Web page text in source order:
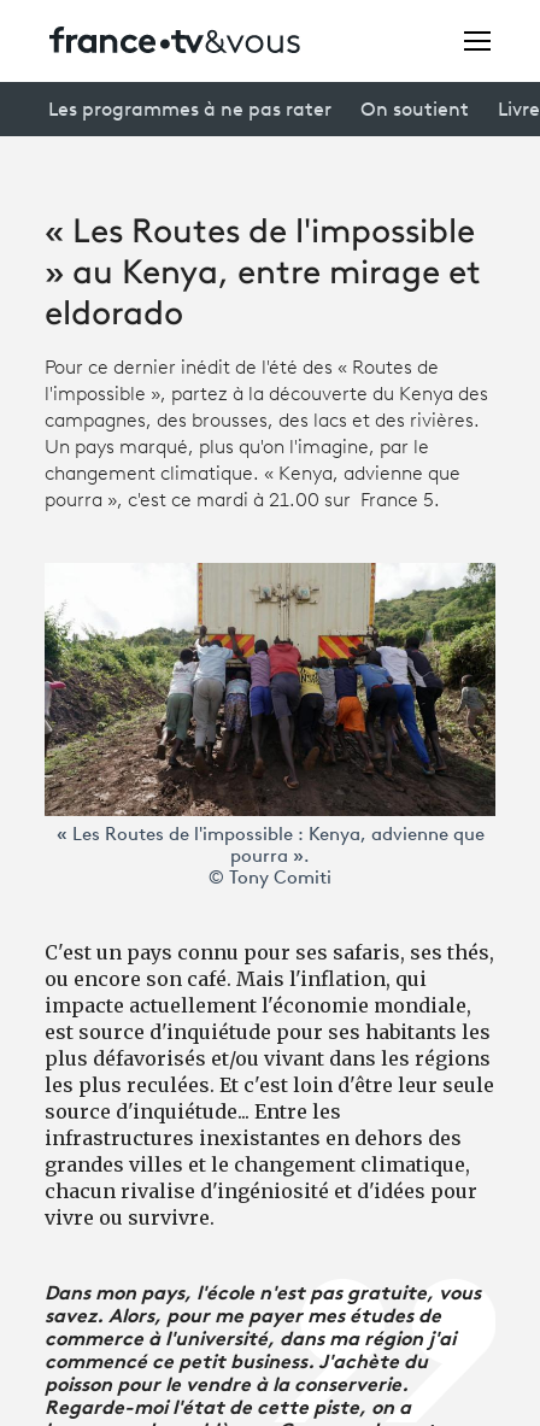
connexion
Avantages fidélité
Creators
À la une
Participer et assister à une émission
À votre écoute
Productions et innovation
Programme
Les programmes à ne pas rater On soutient
« Les Routes de l'impossible
» au Kenya, entre mirage et
eldorado
Pour ce dernier inédit de l'été des « Routes de
l'impossible », partez à la découverte du Kenya des
campagnes, des brousses, des lacs et des rivières.
Un pays marqué, plus qu'on l'imagine, par le
changement climatique. « Kenya, advienne que
pourra », c'est ce mardi à 21.00 sur France 5.
« Les Routes de l'impossible : Kenya, advienne que
pourra ».
© Tony Comiti
C'est un pays connu pour ses safaris, ses thés,
ou encore son café. Mais l'inflation, qui
impacte actuellement l'économie mondiale,
est source d'inquiétude pour ses habitants les
plus défavorisés et/ou vivant dans les régions
les plus reculées. Et c'est loin d'être leur seule
source d'inquiétude... Entre les
infrastructures inexistantes en dehors des
grandes villes et le changement climatique,
chacun rivalise d'ingéniosité et d'idées pour
vivre ou survivre.
Dans mon pays, l'école n'est pas gratuite, vous
savez. Alors, pour me payer mes études de
commerce à l'université, dans ma région j'ai
commencé ce petit business. J'achète du
poisson pour le vendre à la conserverie.
Regarde-moi l'état de cette piste, on a